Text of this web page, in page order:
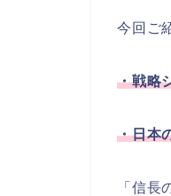
今回ご
・戦略
・日本
「信